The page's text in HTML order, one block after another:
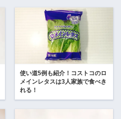
使い道5例も紹介！コストコのロ
メインレタスは3人家族で食べき
れる！